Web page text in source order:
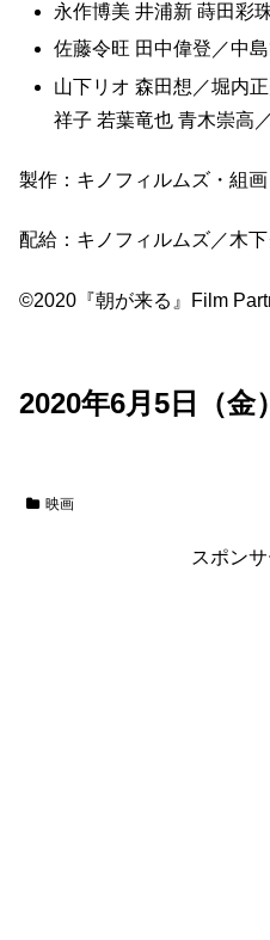
永作博美 井浦新 蒔田彩
佐藤令旺 田中偉登／中
山下リオ 森田想／堀内
祥子 若葉竜也 青木崇高
製作：キノフィルムズ・組画
配給：キノフィルムズ／木
©2020『朝が来る』Film
2020年6月5日（金
映画
スポン